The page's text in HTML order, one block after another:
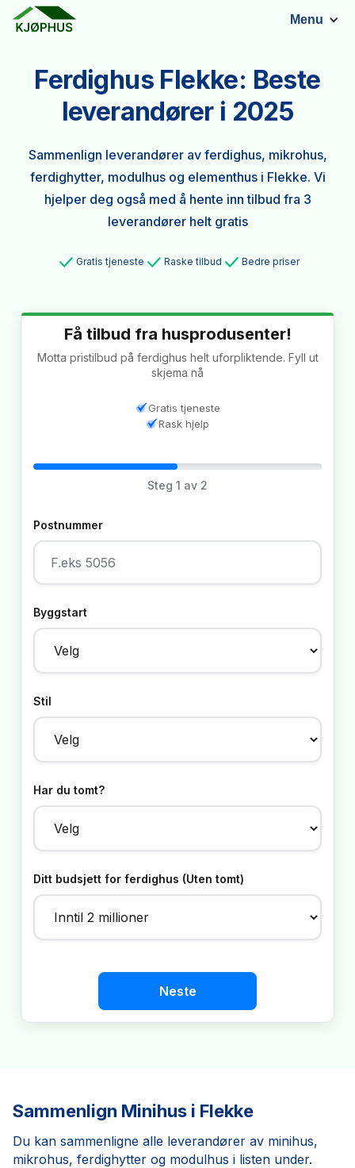
Menu
Ferdighus Flekke: Beste
leverandører i 2025
Sammenlign leverandører av ferdighus, mikrohus,
ferdighytter, modulhus og elementhus i Flekke. Vi
hjelper deg også med å hente inn tilbud fra 3
leverandører helt gratis
Gratis tjeneste Raske tilbud Bedre priser
Få tilbud fra husprodusenter!
Motta pristilbud på ferdighus helt uforpliktende. Fyll ut
skjema nå
Gratis tjeneste
Rask hjelp
Steg 1 av 2
Postnummer
Byggstart
Stil
Har du tomt?
Ditt budsjett for ferdighus (Uten tomt)
Neste
Sammenlign Minihus i Flekke
Du kan sammenligne alle leverandører av minihus,
mikrohus, ferdighytter og modulhus i listen under.